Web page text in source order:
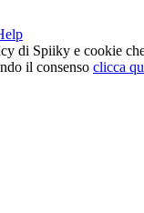
di Spiiky e cookie
il consenso clicca